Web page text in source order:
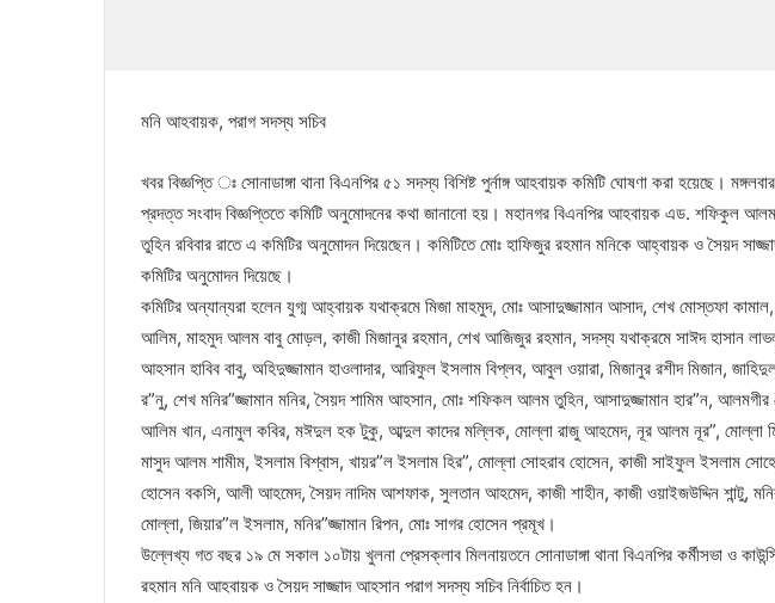
মনি আহবায়ক, পরাগ সদস্য সচিব
খবর বিজ্ঞপ্তি ঃ সোনাডাঙ্গা থানা বিএনপির ৫১ সদস্য বিশিষ্ট পুর্নাঙ্গ আহবায়ক কমিটি ঘোষণা করা হয়েছে।
প্রদত্ত সংবাদ বিজ্ঞপ্তিতে কমিটি অনুমোদনের কথা জানানো হয়। মহানগর বিএনপির আহবায়ক এড. শফিকুল
তুহিন রবিবার রাতে এ কমিটির অনুমোদন দিয়েছেন। কমিটিতে মোঃ হাফিজুর রহমান মনিকে আহ্বায়ক ও সৈয়দ
কমিটির অনুমোদন দিয়েছে।
কমিটির অন্যান্যরা হলেন যুগ্ম আহ্বায়ক যথাক্রমে মিজা মাহমুদ, মোঃ আসাদুজ্জামান আসাদ, শেখ মোস্তফা
আলিম, মাহমুদ আলম বাবু মোড়ল, কাজী মিজানুর রহমান, শেখ আজিজুর রহমান, সদস্য যথাক্রমে সাঈদ হাসান
আহসান হাবিব বাবু, অহিদুজ্জামান হাওলাদার, আরিফুল ইসলাম বিপ্লব, আবুল ওয়ারা, মিজানুর রশীদ মিজান,
র”নু, শেখ মনির”জ্জামান মনির, সৈয়দ শামিম আহসান, মোঃ শফিকল আলম তুহিন, আসাদুজ্জামান হার”ন,
আলিম খান, এনামুল কবির, মঈদুল হক টুকু, আব্দুল কাদের মল্লিক, মোল্লা রাজু আহমেদ, নূর আলম নূর”, মোল্লা
মাসুদ আলম শামীম, ইসলাম বিশ্বাস, খায়র”ল ইসলাম হির”, মোল্লা সোহরাব হোসেন, কাজী সাইফুল ইসলাম
হোসেন বকসি, আলী আহমেদ, সৈয়দ নাদিম আশফাক, সুলতান আহমেদ, কাজী শাহীন, কাজী ওয়াইজউদ্দিন শান্টু,
মোল্লা, জিয়ার”ল ইসলাম, মনির”জ্জামান রিপন, মোঃ সাগর হোসেন প্রমূখ।
উল্লেখ্য গত বছর ১৯ মে সকাল ১০টায় খুলনা প্রেসক্লাব মিলনায়তনে সোনাডাঙ্গা থানা বিএনপির কর্মীসভা ও
রহমান মনি আহবায়ক ও সৈয়দ সাজ্জাদ আহসান পরাগ সদস্য সচিব নির্বাচিত হন।